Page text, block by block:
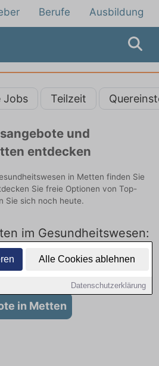
Alle Cookies ablehnen
Datenschutzerklärung
Berufe Ausbildung
Jobs Teilzeit
und
entdecken
in Metten finden Sie
Sie freie Optionen von Top-
Sie sich noch heute.
im Gesundheitswesen:
Stellenangebote für
in Metten